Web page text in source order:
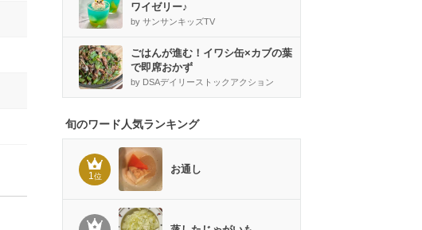
ワイゼリー♪
by サンサンキッズTV
ごはんが進む！イワシ缶×カブの葉
で即席おかず
by DSAデイリーストックアクション
旬のワード人気ランキング
1位
お通し